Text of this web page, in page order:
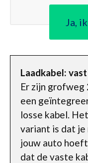
Ja,
Laadkabel:
Er zijn grofweg
een
losse kabel.
variant is dat
jouw auto
dat de vaste